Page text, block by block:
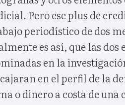
Pero ese plus de
periodístico de dos
es así, que las dos
en la
en el perfil de la
o dinero a costa de una